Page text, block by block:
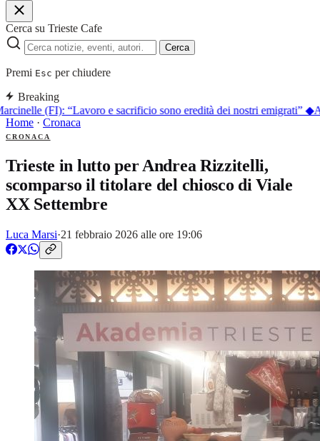
Cerca su Trieste Cafe
Cerca
Premi Esc per chiudere
Breaking
(FI): “Lavoro e sacrificio sono eredità dei nostri emigrati”◆
Home · Cronaca
CRONACA
Trieste in lutto per Andrea Rizzitelli,
scomparso il titolare del chiosco di Viale
XX Settembre
Luca Marsi·21 febbraio 2026 alle ore 19:06